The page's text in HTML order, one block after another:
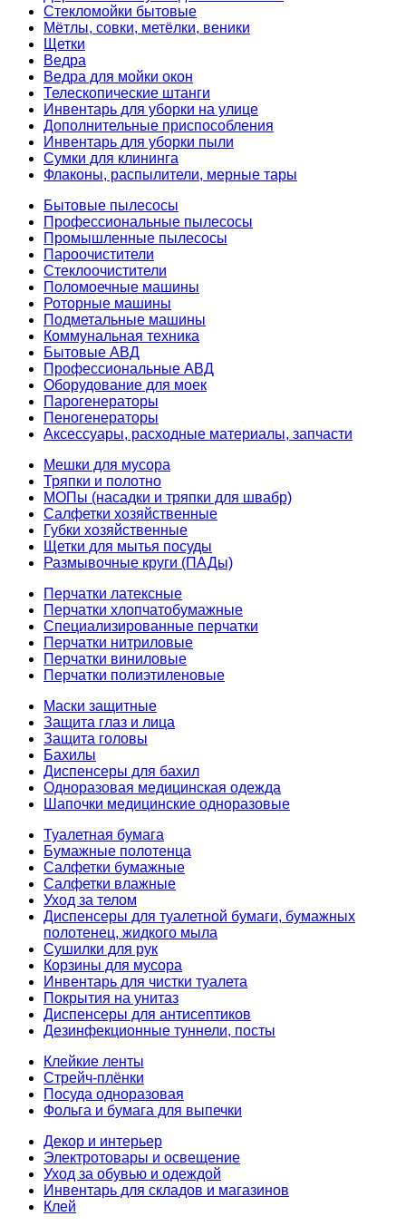
Стекломойки бытовые
Мётлы, совки, метёлки, веники
Щетки
Ведра
Ведра для мойки окон
Телескопические штанги
Инвентарь для уборки на улице
Дополнительные приспособления
Инвентарь для уборки пыли
Сумки для клининга
Флаконы, распылители, мерные тары
Бытовые пылесосы
Профессиональные пылесосы
Промышленные пылесосы
Пароочистители
Стеклоочистители
Поломоечные машины
Роторные машины
Подметальные машины
Коммунальная техника
Бытовые АВД
Профессиональные АВД
Оборудование для моек
Парогенераторы
Пеногенераторы
Аксессуары, расходные материалы, запчасти
Мешки для мусора
Тряпки и полотно
МОПы (насадки и тряпки для швабр)
Салфетки хозяйственные
Губки хозяйственные
Щетки для мытья посуды
Размывочные круги (ПАДы)
Перчатки латексные
Перчатки хлопчатобумажные
Специализированные перчатки
Перчатки нитриловые
Перчатки виниловые
Перчатки полиэтиленовые
Маски защитные
Защита глаз и лица
Защита головы
Бахилы
Диспенсеры для бахил
Одноразовая медицинская одежда
Шапочки медицинские одноразовые
Туалетная бумага
Бумажные полотенца
Салфетки бумажные
Салфетки влажные
Уход за телом
Диспенсеры для туалетной бумаги, бумажных
полотенец, жидкого мыла
Сушилки для рук
Корзины для мусора
Инвентарь для чистки туалета
Покрытия на унитаз
Диспенсеры для антисептиков
Дезинфекционные туннели, посты
Клейкие ленты
Стрейч-плёнки
Посуда одноразовая
Фольга и бумага для выпечки
Декор и интерьер
Электротовары и освещение
Уход за обувью и одеждой
Инвентарь для складов и магазинов
Клей